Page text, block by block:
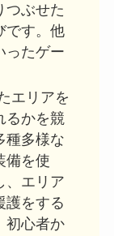
つぶせた
です。他
ったゲー
エリアを
るかを競
種多様な
備を使
、エリア
護をする
初心者か